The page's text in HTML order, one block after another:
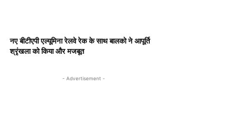
नए बीटीएपी एल्यूमिना रेलवे रेक के साथ बालको ने आपूर्ति
श्रृंखला को किया और मजबूत
- Advertisement -